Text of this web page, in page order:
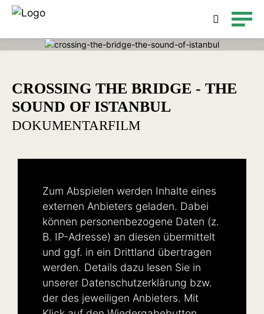
CROSSING THE BRIDGE - THE
SOUND OF ISTANBUL
DOKUMENTARFILM
Zum Abspielen werden Inhalte eines
externen Anbieters geladen. Dabei
können personenbezogene Daten (z.
B. IP-Adresse) an diesen übermittelt
und ggf. in ein Drittland übertragen
werden. Details dazu lesen Sie in
unserer Datenschutzerklärung bzw.
der des jeweiligen Anbieters. Mit